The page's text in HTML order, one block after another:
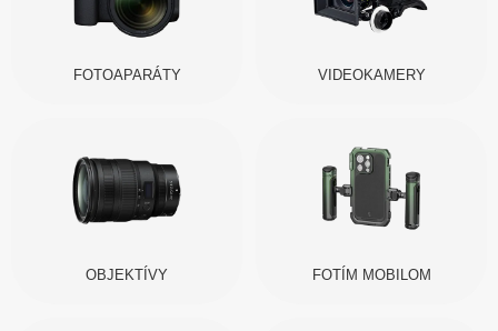
FOTOAPARÁTY VIDEOKAMERY
OBJEKTÍVY FOTÍM MOBILOM